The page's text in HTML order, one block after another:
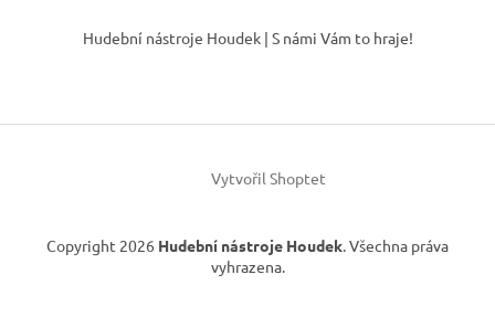
í
Hudební nástroje Houdek | S námi Vám to hraje!
Vytvořil Shoptet
Copyright 2026 Hudební nástroje Houdek. Všechna práva
vyhrazena.